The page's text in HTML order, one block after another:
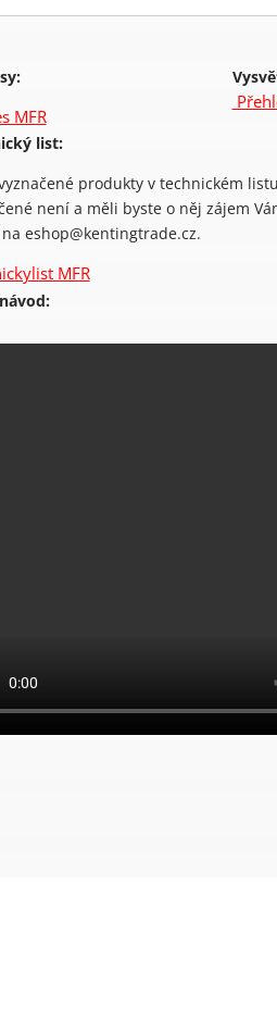
MFR
list:
produkty v technickém
není a měli byste o něj zájem
eshop@kentingtrade.cz.
MFR